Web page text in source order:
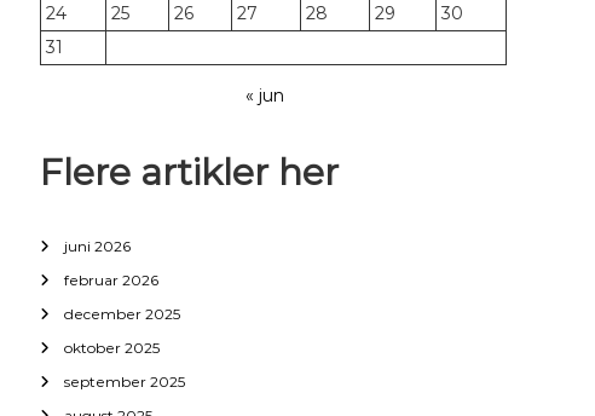
24
25 26 27 28 29
30
31
« jun
Flere artikler her
juni 2026
februar 2026
december 2025
oktober 2025
september 2025